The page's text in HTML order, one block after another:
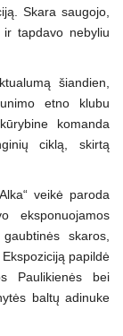
Skara saugojo,
tapdavo nebyliu
šiandien,
etno klubu
komanda
ciklą, skirtą
veikė paroda
eksponuojamos
skaros,
papildė
Paulikienės bei
baltų adinuke